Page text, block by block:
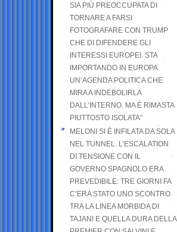
SIA PIÙ PREOCCUPATA DI
TORNARE A FARSI
FOTOGRAFARE CON TRUMP
CHE DI DIFENDERE GLI
INTERESSI EUROPEI. STA
IMPORTANDO IN EUROPA
UN’AGENDA POLITICA CHE
MIRA A INDEBOLIRLA
DALL’INTERNO. MA È RIMASTA
PIUTTOSTO ISOLATA”
MELONI SI È INFILATA DA SOLA
NEL TUNNEL. L’ESCALATION
DI TENSIONE CON IL
GOVERNO SPAGNOLO ERA
PREVEDIBILE: TRE GIORNI FA
C’ERA STATO UNO SCONTRO
TRA LA LINEA MORBIDA DI
TAJANI E QUELLA DURA DELLA